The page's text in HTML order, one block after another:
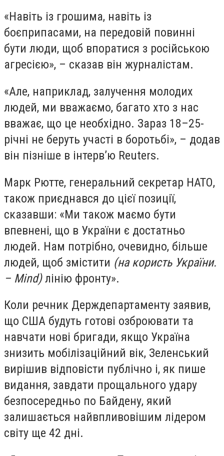
«Навіть із грошима, навіть із
боєприпасами, на передовій повинні
бути люди, щоб впоратися з російською
агресією», – сказав він журналістам.
«Але, наприклад, залучення молодих
людей, ми вважаємо, багато хто з нас
вважає, що це необхідно. Зараз 18–25-
річні не беруть участі в боротьбі», – додав
він пізніше в інтерв’ю Reuters.
Марк Рютте, генеральний секретар НАТО,
також приєднався до цієї позиції,
сказавши: «Ми також маємо бути
впевнені, що в України є достатньо
людей. Нам потрібно, очевидно, більше
людей, щоб змістити (на користь України.
– Mind)лінію фронту».
Коли речник Держдепартаменту заявив,
що США будуть готові озброювати та
навчати нові бригади, якщо Україна
знизить мобілізаційний вік, Зеленський
вирішив відповісти публічно і, як пише
видання, завдати прощального удару
безпосередньо по Байдену, який
залишається найвпливовішим лідером
світу ще 42 дні.